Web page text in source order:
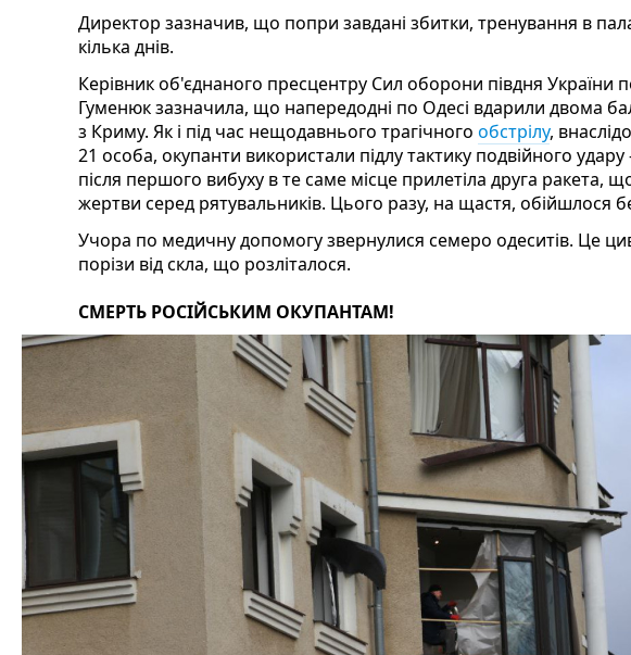
Директор зазначив, що попри завдані збитки, тренування в
кілька днів.
Керівник об'єднаного пресцентру Сил оборони півдня України
Гуменюк зазначила, що напередодні по Одесі вдарили двома
з Криму. Як і під час нещодавнього трагічного обстрілу,
21 особа, окупанти використали підлу тактику подвійного
після першого вибуху в те саме місце прилетіла друга ракета,
жертви серед рятувальників. Цього разу, на щастя, обійшлося
Учора по медичну допомогу звернулися семеро одеситів. Це
порізи від скла, що розліталося.
СМЕРТЬ РОСІЙСЬКИМ ОКУПАНТАМ!